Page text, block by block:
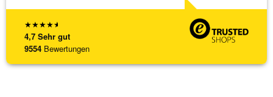
★★★★★
4,7 Sehr gut
9554 Bewertungen